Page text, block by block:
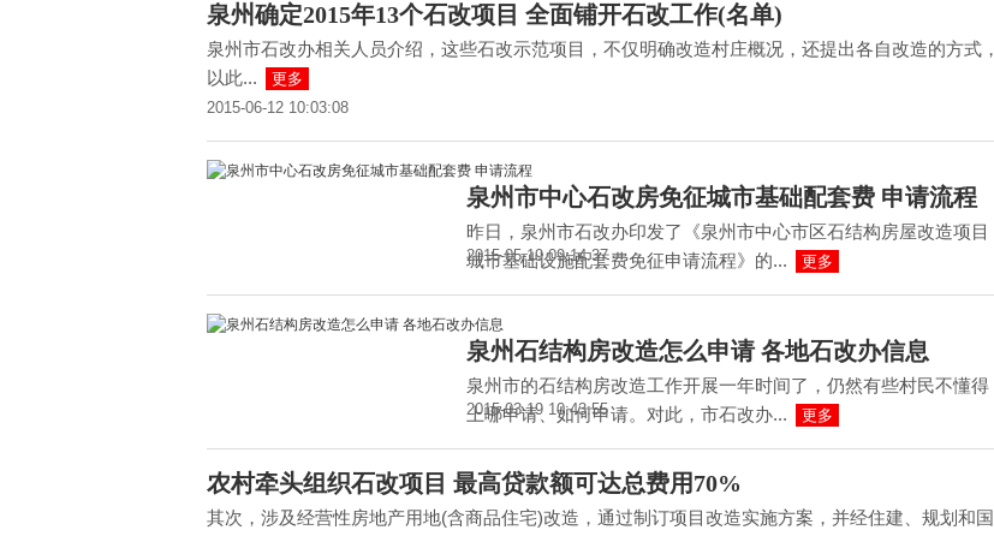
泉州确定2015年13个石改项目 全面铺开石改工作(名单)
泉州市石改办相关人员介绍，这些石改示范项目，不仅明确改造村庄概况，还提出各自改造的方式，
以此...
更多
2015-06-12 10:03:08
泉州市中心石改房免征城市基础配套费 申请流程
昨日，泉州市石改办印发了《泉州市中心市区石结构房屋改造项目
城市基础设施配套费免征申请流程》的...
更多
2015-05-19 09:14:37
泉州石结构房改造怎么申请 各地石改办信息
泉州市的石结构房改造工作开展一年时间了，仍然有些村民不懂得
上哪申请、如何申请。对此，市石改办...
更多
2015-03-19 10:43:55
农村牵头组织石改项目 最高贷款额可达总费用70%
其次，涉及经营性房地产用地(含商品住宅)改造，通过制订项目改造实施方案，并经住建、规划和国